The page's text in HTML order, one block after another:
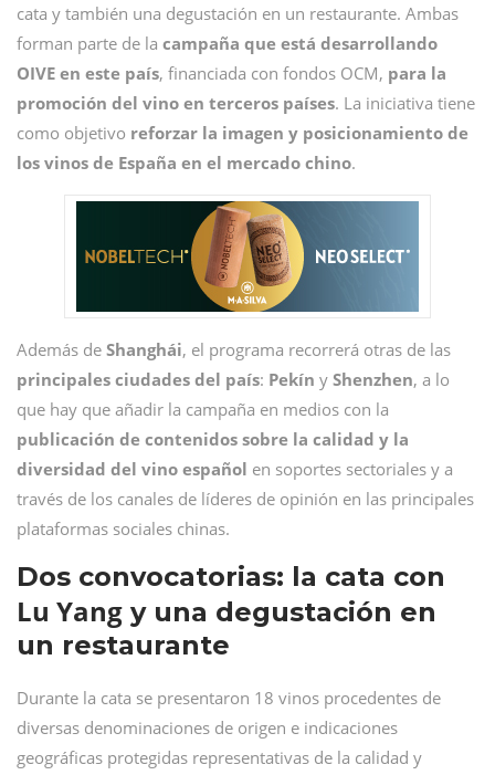
cata y también una degustación en un restaurante. Ambas
forman parte de la campaña que está desarrollando
OIVE en este país, financiada con fondos OCM, para la
promoción del vino en terceros países. La iniciativa tiene
como objetivo reforzar la imagen y posicionamiento de
los vinos de España en el mercado chino.
Además de Shanghái, el programa recorrerá otras de las
principales ciudades del país: Pekín y Shenzhen, a lo
que hay que añadir la campaña en medios con la
publicación de contenidos sobre la calidad y la
diversidad del vino español en soportes sectoriales y a
través de los canales de líderes de opinión en las principales
plataformas sociales chinas.
Dos convocatorias: la cata con
Lu Yang y una degustación en
un restaurante
Durante la cata se presentaron 18 vinos procedentes de
diversas denominaciones de origen e indicaciones
geográficas protegidas representativas de la calidad y